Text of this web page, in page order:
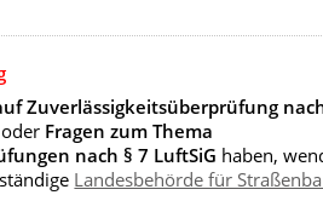
Zuverlässigkeitsüberprüfung
Fragen zum Thema
nach § 7 LuftSiG haben,
Landesbehörde für